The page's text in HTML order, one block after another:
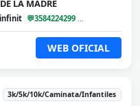
LA MADRE
💬3584224299
WEB OFICIAL
3k/5k/10k/Caminata/Infantiles